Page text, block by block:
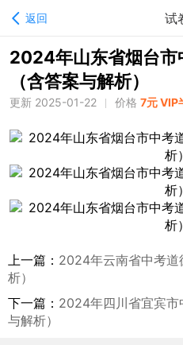
返回 试
2024年山东省烟台市
（含答案与解析）
更新 2025-01-22 价格 7元 VIP
上一篇： 2024年云南省中考道
析）
下一篇： 2024年四川省宜宾市
与解析）